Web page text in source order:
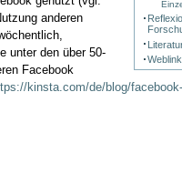
anderen
unter den über 50-
Facebook
kinsta.com/de/blog/